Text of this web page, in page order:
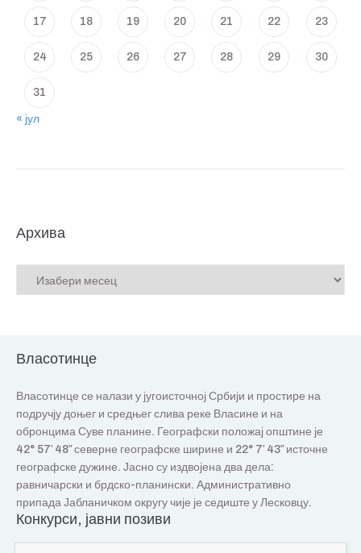
17 18 19 20 21 22 23
24 25 26 27 28 29 30
31
« јул
Архива
Власотинце
Власотинце се налази у југоисточној Србији и простире на
подручју доњег и средњег слива реке Власине и на
обронцима Суве планине. Географски положај општине је
42° 57′ 48″ северне географске ширине и 22° 7′ 43″ источне
географске дужине. Јасно су издвојена два дела:
равничарски и брдско-планински. Административно
припада Јабланичком округу чије је седиште у Лесковцу.
Конкурси, јавни позиви